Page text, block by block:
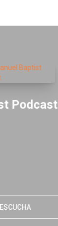
Podcast
ESCUCHA